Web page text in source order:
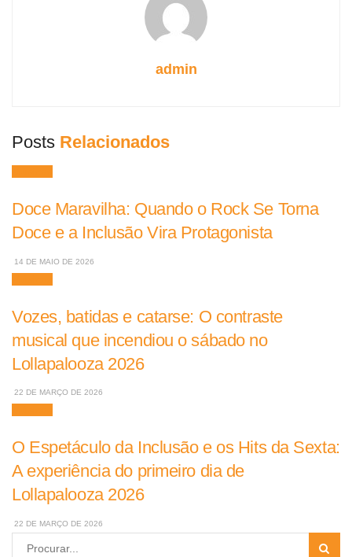
admin
Posts Relacionados
Doce Maravilha: Quando o Rock Se Torna
Doce e a Inclusão Vira Protagonista
14 DE MAIO DE 2026
Vozes, batidas e catarse: O contraste
musical que incendiou o sábado no
Lollapalooza 2026
22 DE MARÇO DE 2026
O Espetáculo da Inclusão e os Hits da Sexta:
A experiência do primeiro dia de
Lollapalooza 2026
22 DE MARÇO DE 2026